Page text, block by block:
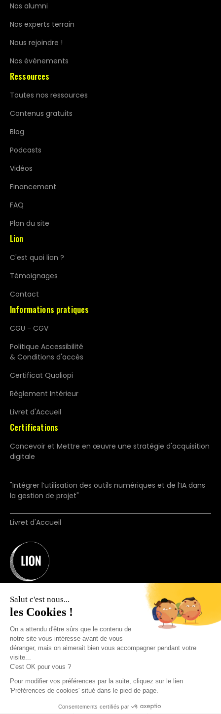
Nos alumni
Nos experts terrain
Nous rejoindre !
Nos événements
Ressources
Toutes nos ressources
Contenus gratuits
Blog
Podcasts
Vidéos
Financement
FAQ
Plan du site
Lion
C'est quoi lion ?
Témoignages
Contact
Informations pratiques
CGU - CGV
Politique Accessibilité
& Conditions d'accès
Certificat Qualiopi
Règlement Intérieur
Livret d'Accueil
Certifications
Concevoir et Mettre en œuvre une stratégie d'acquisition
digitale
"Intégrer l’utilisation des outils numériques et de l’IA dans
la gestion de projet"
Livret d'Accueil
Organisme de formation N°11755660875.
(ne vaut pas agrément)
© 2025 Join Lion. Tous droits réservés.
Salut c'est nous...
les Cookies !
On a attendu d'être sûrs que le contenu de
notre site vous intéresse avant de vous
déranger, mais on aimerait bien vous accompagner pendant votre
visite...
C'est OK pour vous ?
Pour modifier vos préférences par la suite, cliquez sur le lien
'Préférences de cookies' situé dans le pied de page.
Consentements certifiés par